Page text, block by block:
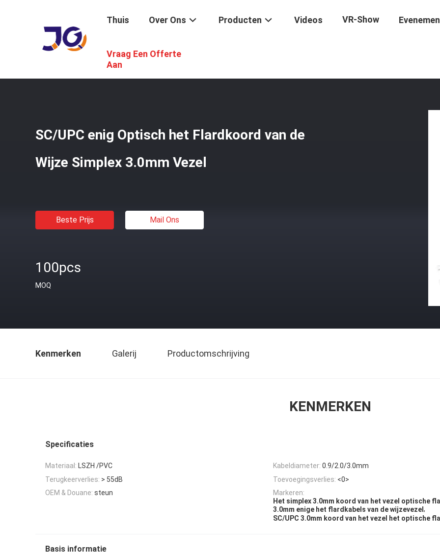
Thuis Over Ons Producten Videos VR-Show
Vraag Een Offerte
Aan
Thuis Producten Koord Van Het Vezel Het Optische Flard
SC/UPC enig Optisch het Flardkoord van de
Wijze Simplex 3.0mm Vezel
Beste Prijs Mail Ons
100pcs
MOQ
Kenmerken Galerij Productomschrijving
KENMERKEN
Specificaties
Materiaal: LSZH /PVC Kabeldiameter: 0.9/2.0/3.0mm
Terugkeerverlies: > 55dB Toevoegingsverlies: <0>
OEM & Douane: steun
Markeren:
Het simplex 3.0mm koord van het vezel optische
3.0mm enige het flardkabels van de wijzevezel ,
SC/UPC 3.0mm koord van het vezel het optische
Basis informatie